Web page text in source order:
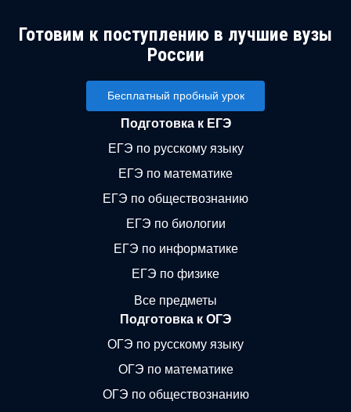
Готовим к поступлению в лучшие вузы
России
Бесплатный пробный урок
Подготовка к ЕГЭ
ЕГЭ по русскому языку
ЕГЭ по математике
ЕГЭ по обществознанию
ЕГЭ по биологии
ЕГЭ по информатике
ЕГЭ по физике
Все предметы
Подготовка к ОГЭ
ОГЭ по русскому языку
ОГЭ по математике
ОГЭ по обществознанию